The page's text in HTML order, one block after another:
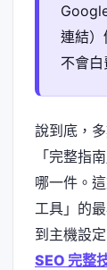
連結
不會白
說到底，
「完整指
哪一件。
工具」的
到主機設
SEO 完整